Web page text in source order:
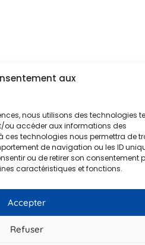
aux
nous utilisons des technologies
ou accéder aux informations des
ces technologies nous permettra de
de navigation ou les ID
ou de retirer son consentement
caractéristiques et fonctions.
Accepter
Refuser